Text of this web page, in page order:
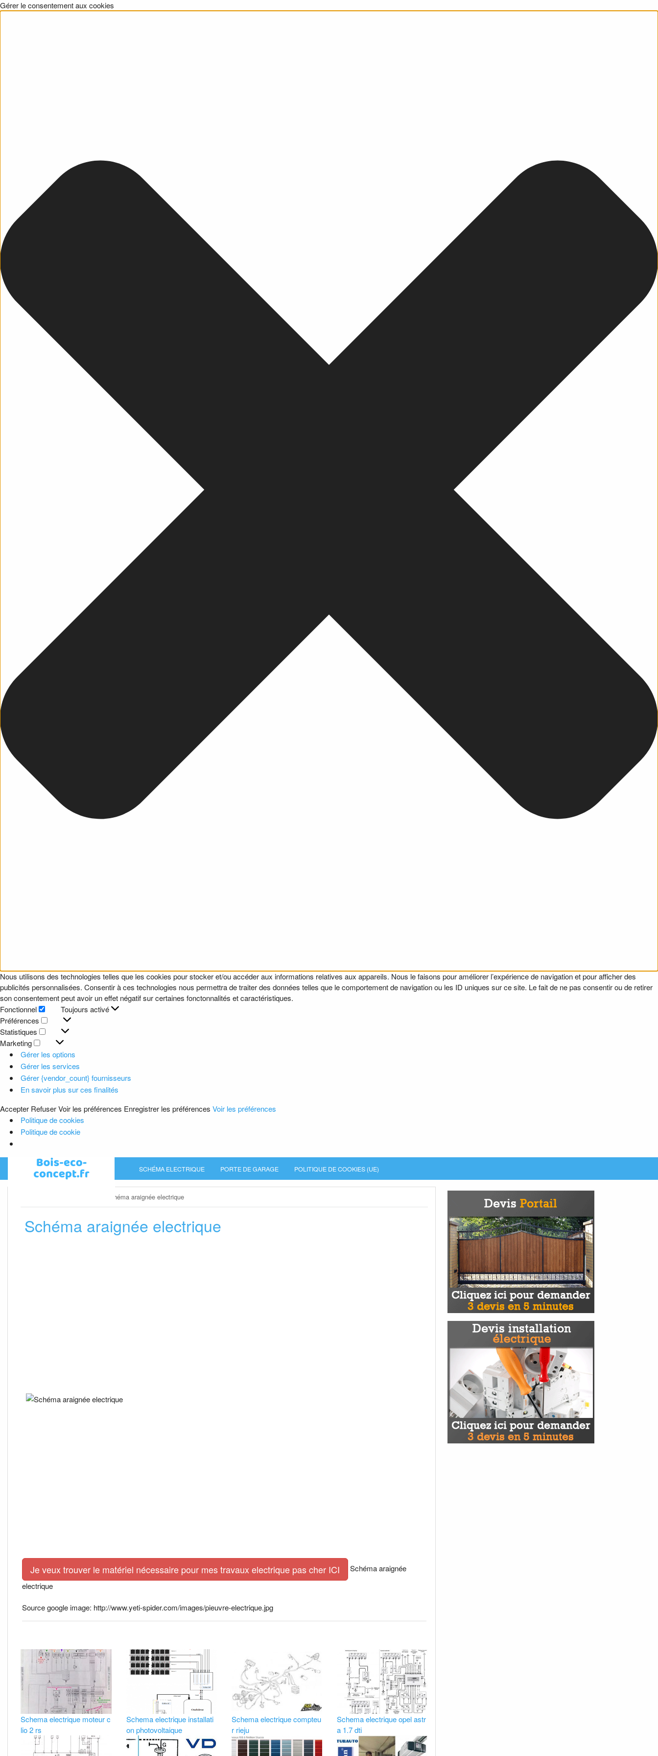
Gérer le consentement aux cookies
Nous utilisons des technologies telles que les cookies pour stocker et/ou accéder aux informations relatives aux appareils. Nous le faisons pour améliorer l’expérience de navigation et pour afficher des
publicités personnalisées. Consentir à ces technologies nous permettra de traiter des données telles que le comportement de navigation ou les ID uniques sur ce site. Le fait de ne pas consentir ou de retirer
son consentement peut avoir un effet négatif sur certaines fonctonnalités et caractéristiques.
Fonctionnel
Fonctionnel
Toujours activé
Préférences
Préférences
Statistiques
Statistiques
Marketing
Marketing
Gérer les options
Gérer les services
Gérer {vendor_count} fournisseurs
En savoir plus sur ces finalités
Accepter RefuserVoir les préférences Enregistrer les préférences Voir les préférences
Politique de cookies
Politique de cookie
SCHÉMA ELECTRIQUE PORTE DE GARAGE POLITIQUE DE COOKIES (UE)
Schéma araignée electrique
Schéma araignée electrique
Je veux trouver le matériel nécessaire pour mes travaux electrique pas cher ICI
Schéma araignée
electrique
Source google image: http://www.yeti-spider.com/images/pieuvre-electrique.jpg
Schema electrique moteur c
lio 2 rs
Schema electrique installati
on photovoltaique
Schema electrique compteu
r rieju
Schema electrique opel astr
a 1.7 dti